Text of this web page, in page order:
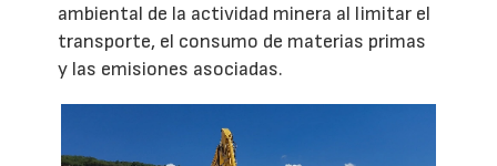
ambiental de la actividad minera al limitar el
transporte, el consumo de materias primas
y las emisiones asociadas.